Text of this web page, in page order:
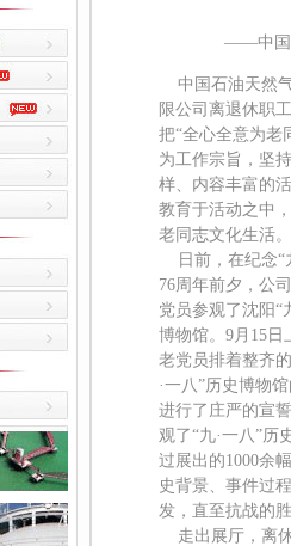
——中国
中国石油天然
限公司离退休职
把“全心全意为老
为工作宗旨，坚
样、内容丰富的
教育于活动之中
老同志文化生活。
日前，在纪念“
76周年前夕，公
党员参观了沈阳“
博物馆。9月15日
老党员排着整齐
·一八”历史博物
进行了庄严的宣
观了“九·一八”历
过展出的1000余
史背景、事件过
发，直至抗战的
走出展厅，离